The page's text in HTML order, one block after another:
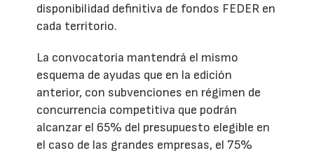
disponibilidad definitiva de fondos FEDER en
cada territorio.
La convocatoria mantendrá el mismo
esquema de ayudas que en la edición
anterior, con subvenciones en régimen de
concurrencia competitiva que podrán
alcanzar el 65% del presupuesto elegible en
el caso de las grandes empresas, el 75%